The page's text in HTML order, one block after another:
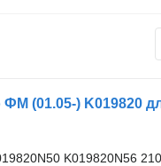
K019820N56